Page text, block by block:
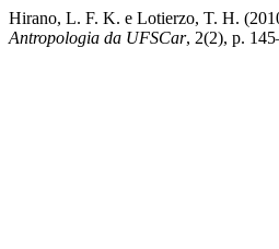
Hirano, L. F. K. e Lotierzo, T. H.
Antropologia da UFSCar, 2(2), p.